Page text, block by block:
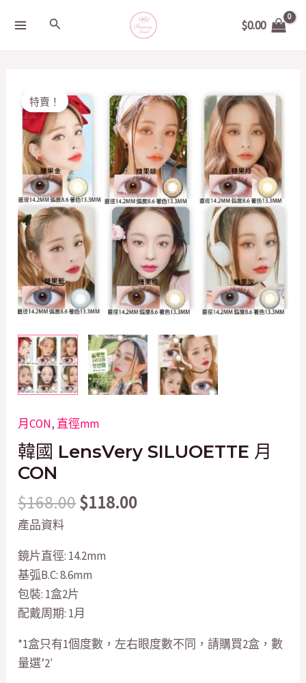
Search $0.00
特賣！
月CON, 直徑mm
韓國 LensVery SILUOETTE 月
CON
$168.00
Original
price
was:
$168.00.
$118.00
Current
price
is:
$118.00.
產品資料
鏡片直徑: 14.2mm
基弧B.C: 8.6mm
包裝: 1盒2片
配戴周期: 1月
*1盒只有1個度數，左右眼度數不同，請購買2盒，數
量選’2′
國
LensVery
SILUOETTE
月
CON
quantity